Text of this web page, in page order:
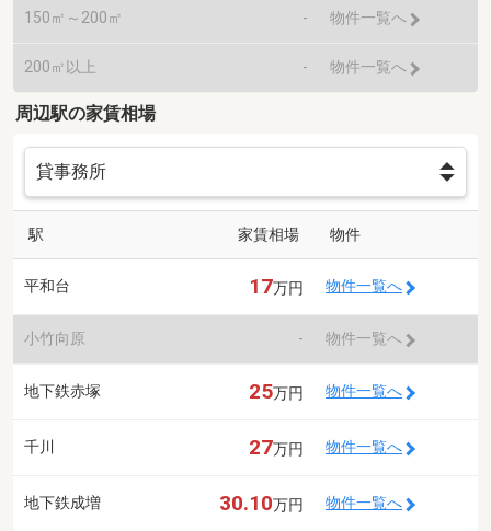
150㎡～200㎡ - 物件一覧へ
200㎡以上 - 物件一覧へ
周辺駅の家賃相場
駅 家賃相場 物件
平和台 17万円 物件一覧へ
小竹向原 - 物件一覧へ
地下鉄赤塚 25万円 物件一覧へ
千川 27万円 物件一覧へ
地下鉄成増 30.10万円 物件一覧へ